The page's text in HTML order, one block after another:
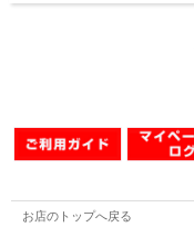
お店のトップへ戻る